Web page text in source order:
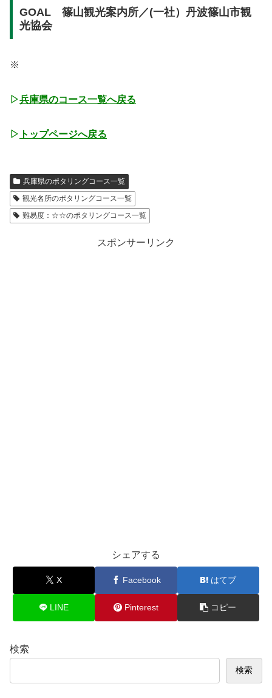
GOAL 篠山観光案内所／(一社）丹波篠山市観
光協会
※
▷兵庫県のコース一覧へ戻る
▷ トップページへ戻る
兵庫県のポタリングコース一覧
観光名所のポタリングコース一覧
難易度：☆☆のポタリングコース一覧
スポンサーリンク
シェアする
X Facebook はてブ
LINE Pinterest コピー
検索
検索